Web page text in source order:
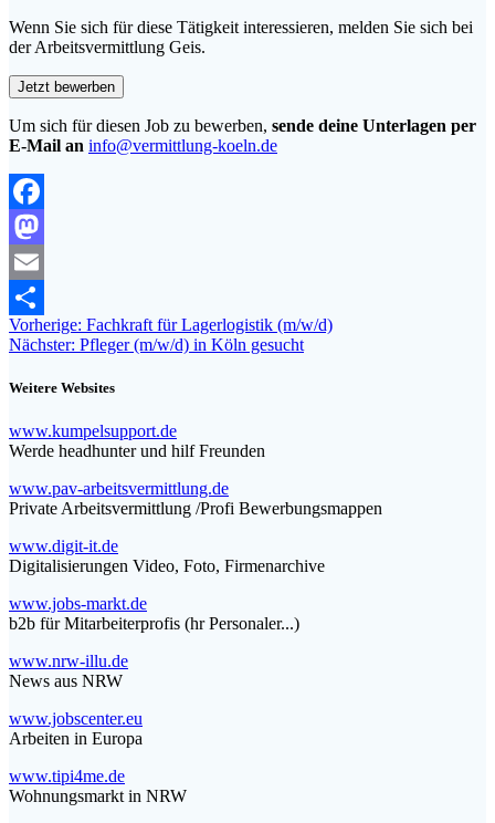
Wenn Sie sich für diese Tätigkeit interessieren, melden Sie sich bei
der Arbeitsvermittlung Geis.
Um sich für diesen Job zu bewerben, sende deine Unterlagen per
E-Mail an info@vermittlung-koeln.de
Facebook
Mastodon
Email
Teilen
Beitragsnavigation
Vorherige: Vorheriger
Beitrag:
Fachkraft für Lagerlogistik (m/w/d)
Nächster: Nächster
Pfleger (m/w/d) in Köln gesucht
Weitere Websites
www.kumpelsupport.de
Werde headhunter und hilf Freunden
www.pav-arbeitsvermittlung.de
Private Arbeitsvermittlung /Profi Bewerbungsmappen
www.digit-it.de
Digitalisierungen Video, Foto, Firmenarchive
www.jobs-markt.de
b2b für Mitarbeiterprofis (hr Personaler...)
www.nrw-illu.de
News aus NRW
www.jobscenter.eu
Arbeiten in Europa
www.tipi4me.de
Wohnungsmarkt in NRW